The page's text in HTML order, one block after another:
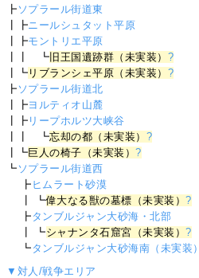
┣ ソプラール街道東
┃┣ニールシュタット平原
┃┣モントリエ平原
┃┃ ┗ 旧王国遺跡群（未実装） ?
┃┗ リブランシェ平原（未実装） ?
┣ ソプラール街道北
┃┣ヨルティオ山麓
┃┣ リープホルツ大峡谷
┃┃ ┗忘却の都（未実装） ?
┃┗巨人の椅子（未実装）?
┗ ソプラール街道西
┣ ヒムラート砂漠
┃ ┗偉大なる獣の墓標（未実装）?
┣ タンブルジャン大砂海・北部
┃ ┗シャナンタ石窟宮（未実装）?
┗ タンブルジャン大砂海南（未実装）
▼対人/戦争エリア